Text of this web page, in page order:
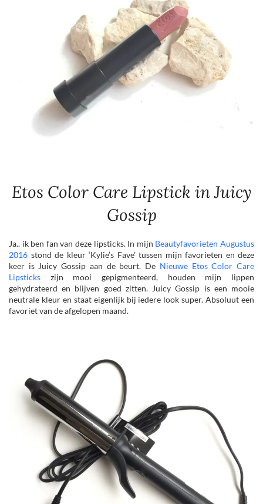
Etos Color Care Lipstick in Juicy
Gossip
Ja.. ik ben fan van deze lipsticks. In mijn Beautyfavorieten Augustus
2016 stond de kleur ‘Kylie’s Fave’ tussen mijn favorieten en deze
keer is Juicy Gossip aan de beurt. De Nieuwe Etos Color Care
Lipsticks zijn mooi gepigmenteerd, houden mijn lippen
gehydrateerd en blijven goed zitten. Juicy Gossip is een mooie
neutrale kleur en staat eigenlijk bij iedere look super. Absoluut een
favoriet van de afgelopen maand.